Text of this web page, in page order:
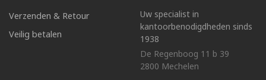
Verzenden & Retour
Veilig betalen
Uw specialist in
kantoorbenodigdheden sinds
1938
De Regenboog 11 b 39
2800 Mechelen